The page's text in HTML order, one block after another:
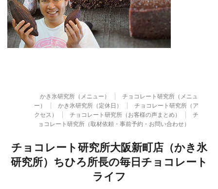
かき氷研究所（メニュー）
チョコレート研究所（メニュ
ー）
かき氷研究所（定休日）
チョコレート研究所（ア
クセス）
チョコレート研究所（お客様の声まとめ）
チ
ョコレート研究所（取材依頼・事前予約・お問い合わせ）
チョコレート研究所大阪新町店（かき氷
研究所）ちひろ所長の毎日チョコレート
ライフ